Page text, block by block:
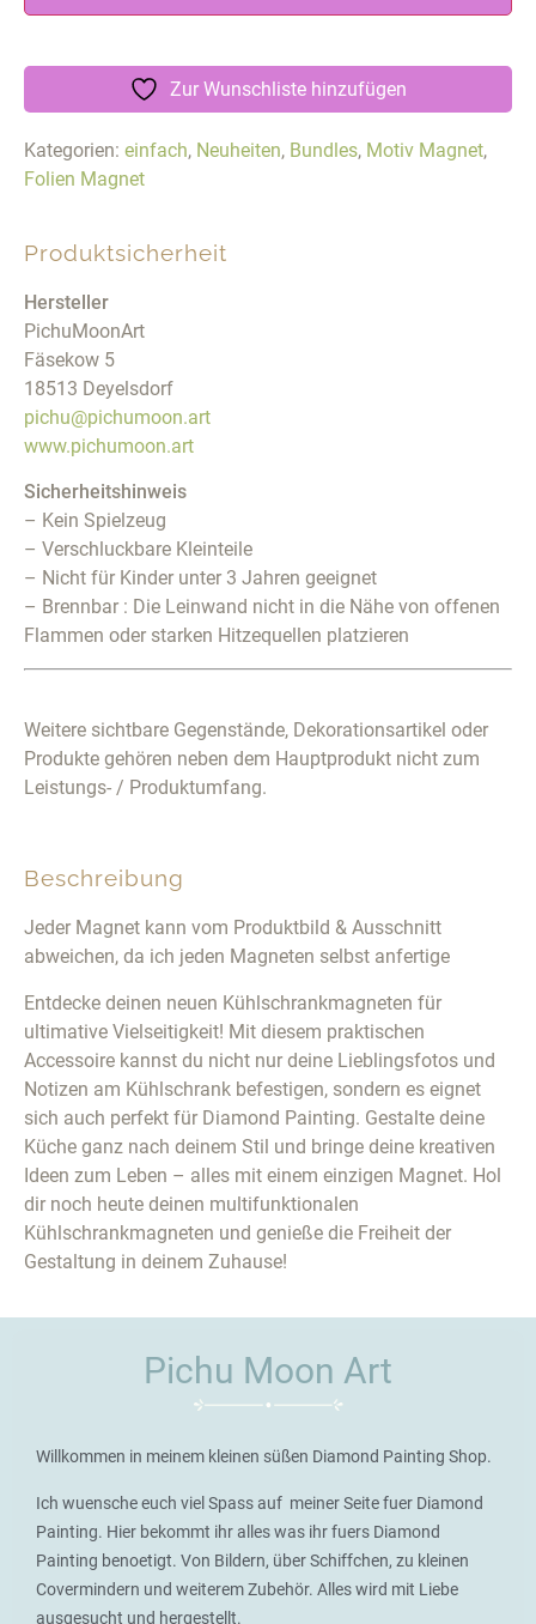
Zur Wunschliste hinzufügen
Kategorien: einfach, Neuheiten, Bundles, Motiv Magnet,
Folien Magnet
Beschreibung
Jeder Magnet kann vom Produktbild & Ausschnitt
abweichen, da ich jeden Magneten selbst anfertige
Entdecke deinen neuen Kühlschrankmagneten für
ultimative Vielseitigkeit! Mit diesem praktischen
Accessoire kannst du nicht nur deine Lieblingsfotos und
Notizen am Kühlschrank befestigen, sondern es eignet
sich auch perfekt für Diamond Painting. Gestalte deine
Küche ganz nach deinem Stil und bringe deine kreativen
Ideen zum Leben – alles mit einem einzigen Magnet. Hol
dir noch heute deinen multifunktionalen
Kühlschrankmagneten und genieße die Freiheit der
Gestaltung in deinem Zuhause!
Produktsicherheit
Hersteller
PichuMoonArt
Fäsekow 5
18513 Deyelsdorf
pichu@pichumoon.art
www.pichumoon.art
Sicherheitshinweis
– Kein Spielzeug
– Verschluckbare Kleinteile
– Nicht für Kinder unter 3 Jahren geeignet
– Brennbar : Die Leinwand nicht in die Nähe von offenen
Flammen oder starken Hitzequellen platzieren
Weitere sichtbare Gegenstände, Dekorationsartikel oder
Produkte gehören neben dem Hauptprodukt nicht zum
Leistungs- / Produktumfang.
Pichu Moon Art
Willkommen in meinem kleinen süßen Diamond Painting Shop.
Ich wuensche euch viel Spass auf meiner Seite fuer Diamond
Painting. Hier bekommt ihr alles was ihr fuers Diamond
Painting benoetigt. Von Bildern, über Schiffchen, zu kleinen
Covermindern und weiterem Zubehör. Alles wird mit Liebe
ausgesucht und hergestellt.